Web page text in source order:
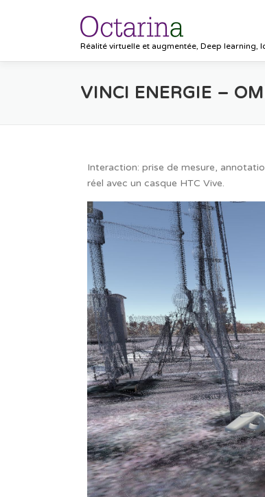
Réalité virtuelle et augmentée, Deep learning,
VINCI ENERGIE –
Interaction: prise de mesure,
réel avec un casque HTC Vive.